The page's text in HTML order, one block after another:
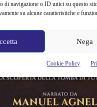
di navigazione o ID unici su questo
su alcune caratteristiche e
Nega
Cookie Policy
e i passaggi più